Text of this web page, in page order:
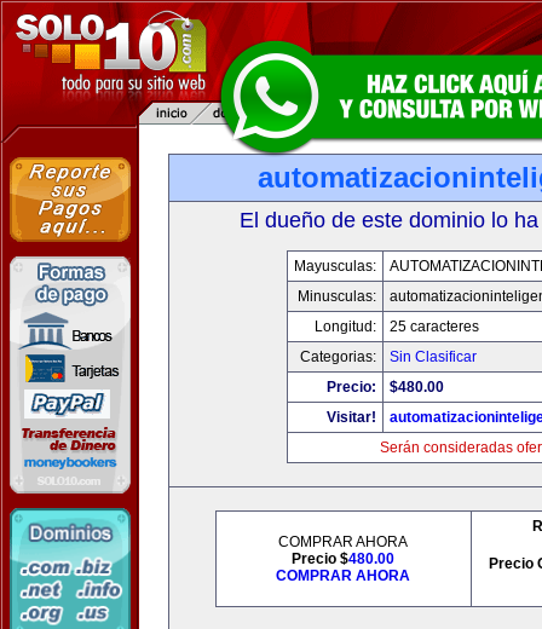
El dueño de este dominio lo
Mayusculas:
Minusculas:
Longitud:
25 caracteres
Categorias:
Sin Clasificar
Precio:
$480.00
Visitar!
Serán consideradas
COMPRAR AHORA
Precio $480.00
COMPRAR AHORA
Precio